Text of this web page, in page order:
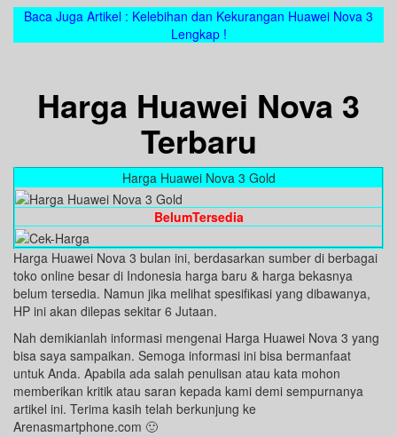
Baca Juga Artikel : Kelebihan dan Kekurangan Huawei Nova 3
Lengkap !
Harga Huawei Nova 3
Terbaru
Harga Huawei Nova 3 Gold
BelumTersedia
Harga Huawei Nova 3 bulan ini, berdasarkan sumber di berbagai
toko online besar di Indonesia harga baru & harga bekasnya
belum tersedia. Namun jika melihat spesifikasi yang dibawanya,
HP ini akan dilepas sekitar 6 Jutaan.
Nah demikianlah informasi mengenai Harga Huawei Nova 3 yang
bisa saya sampaikan. Semoga informasi ini bisa bermanfaat
untuk Anda. Apabila ada salah penulisan atau kata mohon
memberikan kritik atau saran kepada kami demi sempurnanya
artikel ini. Terima kasih telah berkunjung ke
Arenasmartphone.com 🙂